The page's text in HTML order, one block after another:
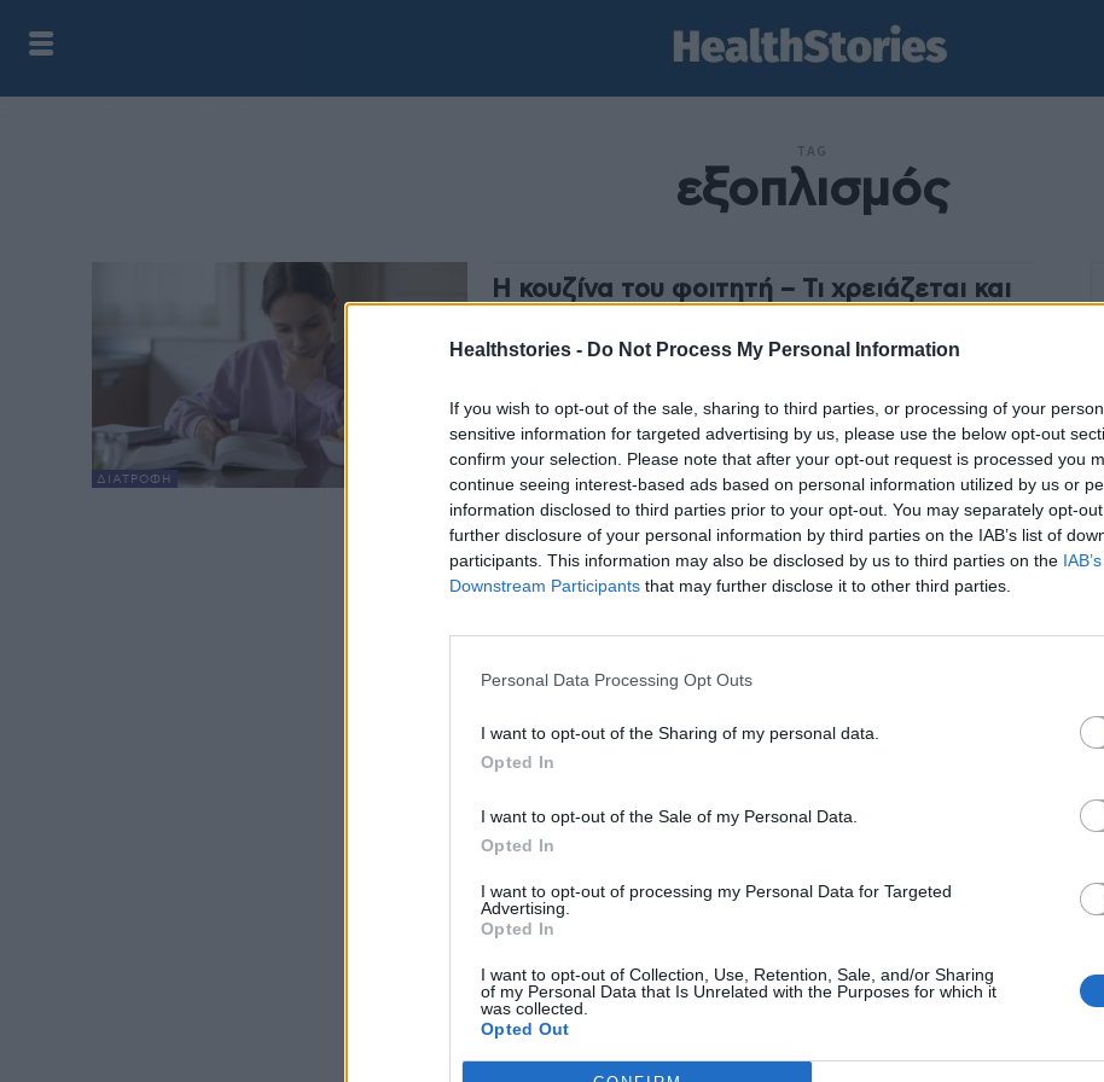
Healthstories - Do Not Process My Personal Information
If you wish to opt-out of the sale, sharing to third parties, or processing of your
sensitive information for targeted advertising by us, please use the below opt-out
confirm your selection. Please note that after your opt-out request is processed you
continue seeing interest-based ads based on personal information utilized by us or
information disclosed to third parties prior to your opt-out. You may separately opt-
further disclosure of your personal information by third parties on the IAB’s list of
participants. This information may also be disclosed by us to third parties on the
Downstream Participants that may further disclose it to other third parties.
Personal Data Processing Opt Outs
I want to opt-out of the Sharing of my personal data.
Opted In
I want to opt-out of the Sale of my Personal Data.
Opted In
I want to opt-out of processing my Personal Data for Targeted
Advertising.
Opted In
I want to opt-out of Collection, Use, Retention, Sale, and/or Sharing
of my Personal Data that Is Unrelated with the Purposes for which it
was collected.
Opted Out
TAG
εξοπλισμός
ΔΙΑΤΡΟΦΉ
Η κουζίνα του φοιτητή – Τι χρειάζεται και
healthstories - 12 Σεπτεμβρίου 2022
τον απασχολεί, όταν φτιάχνει το δικό του σπίτι. Ειδικά τον
πρώτο καιρό, το delivery...